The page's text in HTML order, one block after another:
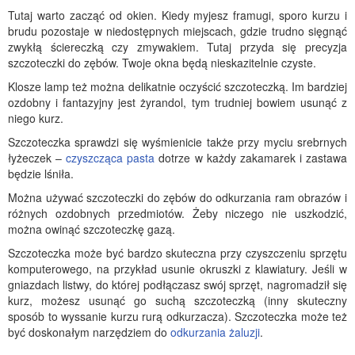
Tutaj warto zacząć od okien. Kiedy myjesz framugi, sporo kurzu i
brudu pozostaje w niedostępnych miejscach, gdzie trudno sięgnąć
zwykłą ściereczką czy zmywakiem. Tutaj przyda się precyzja
szczoteczki do zębów. Twoje okna będą nieskazitelnie czyste.
Klosze lamp też można delikatnie oczyścić szczoteczką. Im bardziej
ozdobny i fantazyjny jest żyrandol, tym trudniej bowiem usunąć z
niego kurz.
Szczoteczka sprawdzi się wyśmienicie także przy myciu srebrnych
łyżeczek –czyszcząca pasta dotrze w każdy zakamarek i zastawa
będzie lśniła.
Można używać szczoteczki do zębów do odkurzania ram obrazów i
różnych ozdobnych przedmiotów. Żeby niczego nie uszkodzić,
można owinąć szczoteczkę gazą.
Szczoteczka może być bardzo skuteczna przy czyszczeniu sprzętu
komputerowego, na przykład usunie okruszki z klawiatury. Jeśli w
gniazdach listwy, do której podłączasz swój sprzęt, nagromadził się
kurz, możesz usunąć go suchą szczoteczką (inny skuteczny
sposób to wyssanie kurzu rurą odkurzacza). Szczoteczka może też
być doskonałym narzędziem do odkurzania żaluzji.